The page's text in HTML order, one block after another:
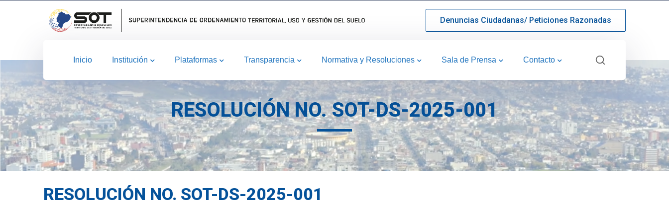
Denuncias Ciudadanas/ Peticiones Razonadas
Inicio Institución Plataformas Transparencia Normativa y Resoluciones Sala de Prensa Contacto
RESOLUCIÓN NO. SOT-DS-2025-001
RESOLUCIÓN NO. SOT-DS-2025-001